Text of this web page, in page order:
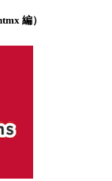
編）